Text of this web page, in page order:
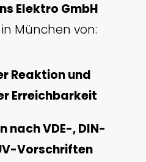
Elektro GmbH
München von:
Reaktion und
Erreichbarkeit
nach VDE-, DIN-
Vorschriften